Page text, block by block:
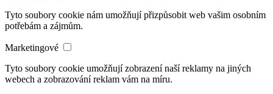
Tyto soubory cookie nám umožňují přizpůsobit web vašim osobním
potřebám a zájmům.
Marketingové
Tyto soubory cookie umožňují zobrazení naší reklamy na jiných
webech a zobrazování reklam vám na míru.